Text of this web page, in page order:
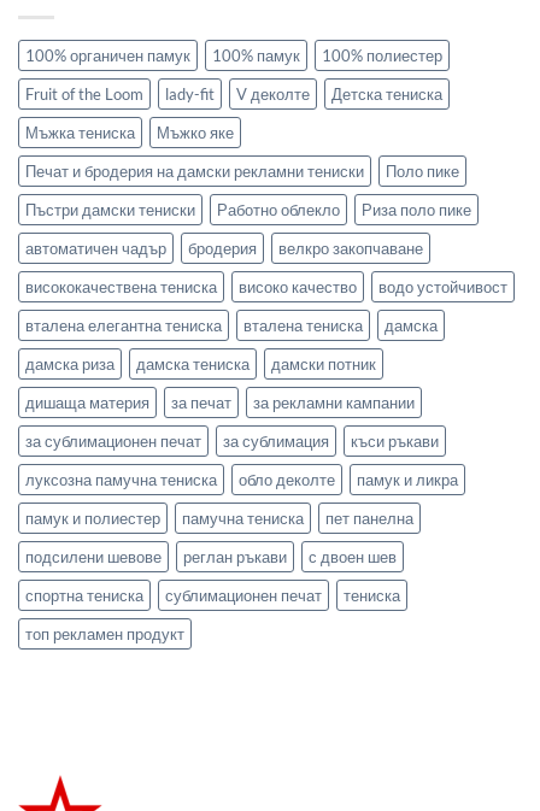
100% органичен памук 100% памук
100% полиестер
Fruit of the Loom
lady-fit V деколте
Детска тениска
Мъжка тениска
Мъжко яке
Печат и бродерия на дамски рекламни тениски
Поло пике
Пъстри дамски тениски
Работно облекло
Риза поло пике
автоматичен чадър
бродерия
велкро закопчаване
висококачествена тениска
високо качество
водо устойчивост
вталена елегантна тениска
вталена тениска
дамска
дамска риза
дамска тениска
дамски потник
дишаща материя
за печат
за рекламни кампании
за сублимационен печат
за сублимация
къси ръкави
луксозна памучна тениска
обло деколте
памук и ликра
памук и полиестер
памучна тениска
пет панелна
подсилени шевове
реглан ръкави
с двоен шев
спортна тениска
сублимационен печат
тениска
топ рекламен продукт